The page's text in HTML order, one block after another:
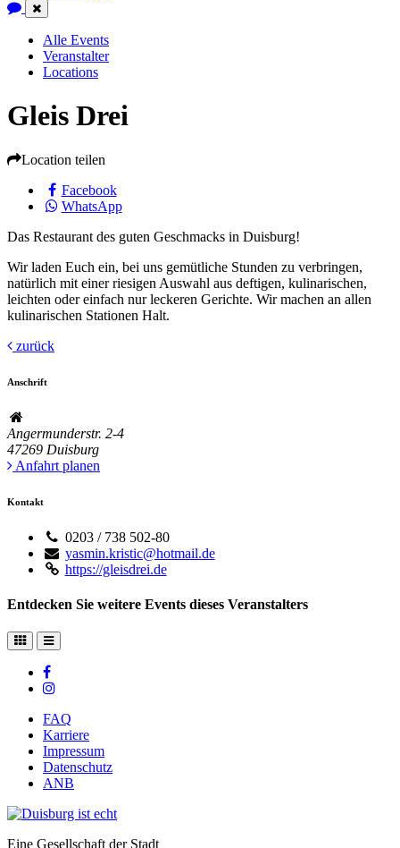
Close
Navigation
Alle Events
Veranstalter
Locations
Gleis Drei
Location teilen
Facebook
WhatsApp
Das Restaurant des guten Geschmacks in Duisburg!
Wir laden Euch ein, bei uns gemütliche Stunden zu verbringen,
natürlich mit einer riesigen Auswahl aus deftigen, kulinarischen,
leichten oder einfach nur leckeren Gerichte. Wir machen an allen
kulinarischen Stationen Halt.
zurück
Anschrift
Angermunderstr. 2-4
47269 Duisburg
Anfahrt planen
Kontakt
0203 / 738 502-80
yasmin.kristic@hotmail.de
https://gleisdrei.de
Entdecken Sie weitere Events dieses Veranstalters
FAQ
Karriere
Impressum
Datenschutz
ANB
Eine Gesellschaft der Stadt